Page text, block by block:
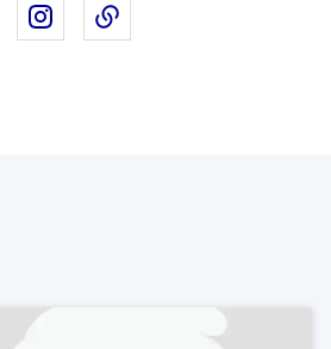
sur X
Partager sur Linkedin
Partager sur Instagram